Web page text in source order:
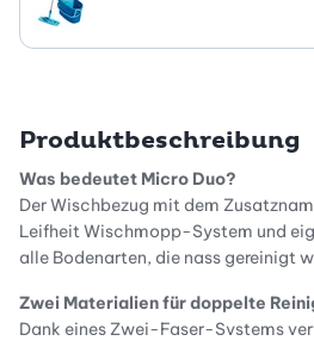
Produktbeschreibung
Was bedeutet Micro Duo?
Der Wischbezug mit dem
Leifheit Wischmopp-System und
alle Bodenarten, die nass gereinigt
Zwei Materialien für doppelte
Dank eines Zwei-Faser-Systems